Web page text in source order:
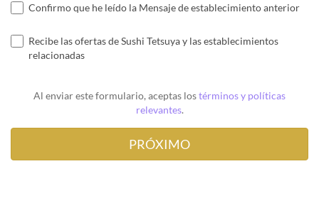
Confirmo que he leído la Mensaje de establecimiento anterior
Recibe las ofertas de Sushi Tetsuya y las establecimientos
relacionadas
Al enviar este formulario, aceptas lostérminos y políticas
relevantes.